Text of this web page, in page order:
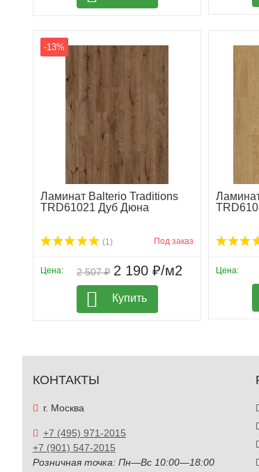
-13%
Ламинат Balterio Traditions
TRD61021 Дуб Дюна
(1) Под заказ
2 507 ₽
Цена: 2 190 ₽/м2
Купить
Цена:
КОНТАКТЫ
г. Москва
+7 (495) 971-2015
+7 (901) 547-2015
Розничная точка: Пн—Вс 10:00—18:00